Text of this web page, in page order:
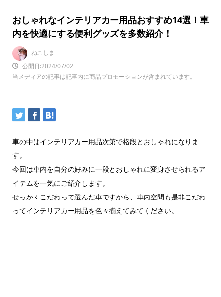
おしゃれなインテリアカー用品おすすめ14選！車
内を快適にする便利グッズを多数紹介！
ねこしま
公開日:2024/07/02
当メディアの記事は記事内に商品プロモーションが含まれています。
車の中はインテリアカー用品次第で格段とおしゃれになりま
す。
今回は車内を自分の好みに一段とおしゃれに変身させられるア
イテムを一気にご紹介します。
せっかくこだわって選んだ車ですから、車内空間も是非こだわ
ってインテリアカー用品を色々揃えてみてください。